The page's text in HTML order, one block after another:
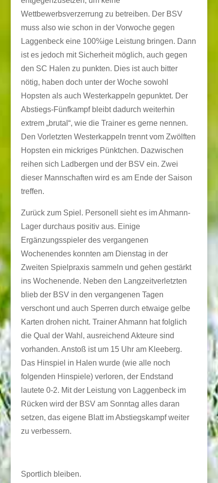
Wettbewerbsverzerrung zu betreiben. Der BSV
muss also wie schon in der Vorwoche gegen
Laggenbeck eine 100%ige Leistung bringen. Dann
ist es jedoch mit Sicherheit möglich, auch gegen
den SC Halen zu punkten. Dies ist auch bitter
nötig, haben doch unter der Woche sowohl
Hopsten als auch Westerkappeln gepunktet. Der
Abstiegs-Fünfkampf bleibt dadurch weiterhin
extrem „brutal“, wie die Trainer es gerne nennen.
Den Vorletzten Westerkappeln trennt vom Zwölften
Hopsten ein mickriges Pünktchen. Dazwischen
reihen sich Ladbergen und der BSV ein. Zwei
dieser Mannschaften wird es am Ende der Saison
treffen.
Zurück zum Spiel. Personell sieht es im Ahmann-
Lager durchaus positiv aus. Einige
Ergänzungsspieler des vergangenen
Wochenendes konnten am Dienstag in der
Zweiten Spielpraxis sammeln und gehen gestärkt
ins Wochenende. Neben den Langzeitverletzten
blieb der BSV in den vergangenen Tagen
verschont und auch Sperren durch etwaige gelbe
Karten drohen nicht. Trainer Ahmann hat folglich
die Qual der Wahl, ausreichend Akteure sind
vorhanden. Anstoß ist um 15 Uhr am Kleeberg.
Das Hinspiel in Halen wurde (wie alle noch
folgenden Hinspiele) verloren, der Endstand
lautete 0-2. Mit der Leistung von Laggenbeck im
Rücken wird der BSV am Sonntag alles daran
setzen, das eigene Blatt im Abstiegskampf weiter
zu verbessern.
Sportlich bleiben.